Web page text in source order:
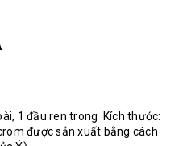
1 đầu ren trong Kích thước:
được sản xuất bằng cách